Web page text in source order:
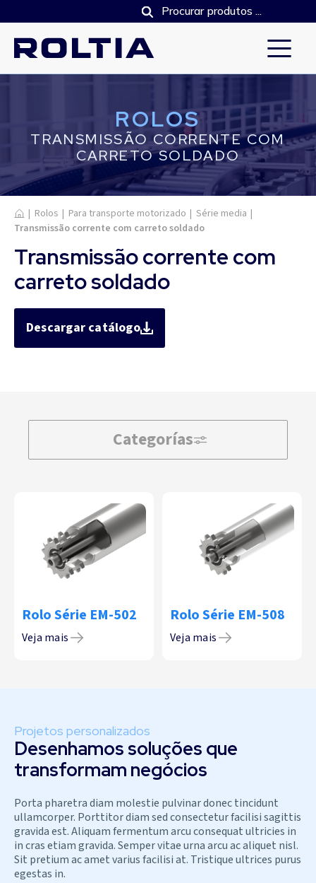
ROLOS
TRANSMISSÃO CORRENTE COM
CARRETO SOLDADO
Início
| Rolos | Para transporte motorizado | Série media |
Transmissão corrente com carreto soldado
Transmissão corrente com
carreto soldado
Descargar catálogo
Categorías
Rolo Série EM-502
Veja mais
Rolo Série EM-508
Veja mais
Projetos personalizados
Desenhamos soluções que
transformam negócios
Porta pharetra diam molestie pulvinar donec tincidunt
ullamcorper. Porttitor diam sed consectetur facilisi sagittis
gravida est. Aliquam fermentum arcu consequat ultricies in
in cras etiam gravida. Semper vitae urna arcu ac aliquet nisl.
Sit pretium ac amet varius facilisi at. Tristique ultrices purus
egestas in.